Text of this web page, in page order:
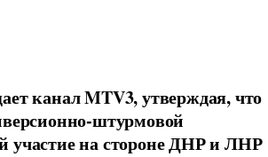
канал MTV3, утверждая, что
штурмовой
участие на стороне ДНР и ЛНР